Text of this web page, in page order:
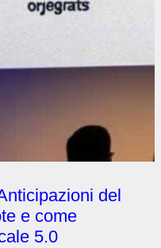
del
e come
5.0